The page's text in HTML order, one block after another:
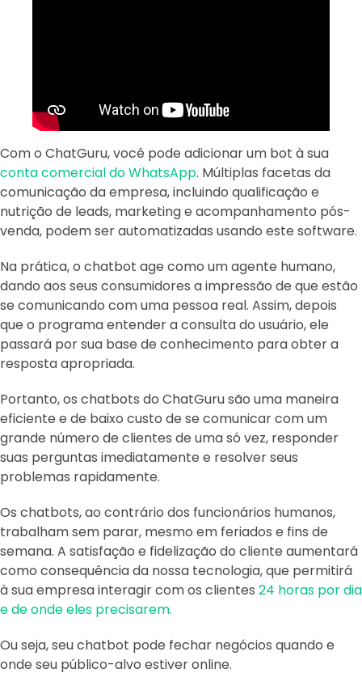
Com o ChatGuru, você pode adicionar um bot à sua
conta comercial do WhatsApp. Múltiplas facetas da
comunicação da empresa, incluindo qualificação e
nutrição de leads, marketing e acompanhamento pós-
venda, podem ser automatizadas usando este software.
Na prática, o chatbot age como um agente humano,
dando aos seus consumidores a impressão de que estão
se comunicando com uma pessoa real. Assim, depois
que o programa entender a consulta do usuário, ele
passará por sua base de conhecimento para obter a
resposta apropriada.
Portanto, os chatbots do ChatGuru são uma maneira
eficiente e de baixo custo de se comunicar com um
grande número de clientes de uma só vez, responder
suas perguntas imediatamente e resolver seus
problemas rapidamente.
Os chatbots, ao contrário dos funcionários humanos,
trabalham sem parar, mesmo em feriados e fins de
semana. A satisfação e fidelização do cliente aumentará
como consequência da nossa tecnologia, que permitirá
à sua empresa interagir com os clientes 24 horas por dia
e de onde eles precisarem.
Ou seja, seu chatbot pode fechar negócios quando e
onde seu público-alvo estiver online.